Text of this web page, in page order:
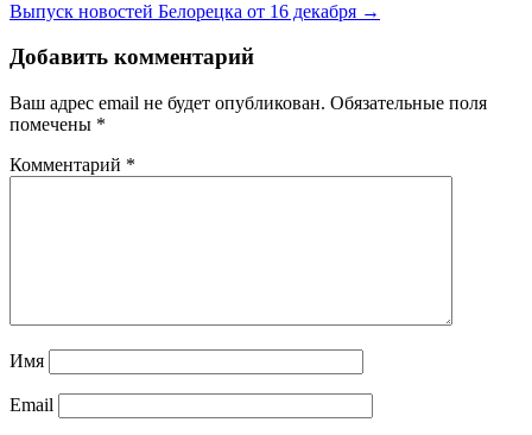
Выпуск новостей Белорецка от 16 декабря →
Добавить комментарий
Ваш адрес email не будет опубликован. Обязательные поля
помечены *
Комментарий *
Имя
Email